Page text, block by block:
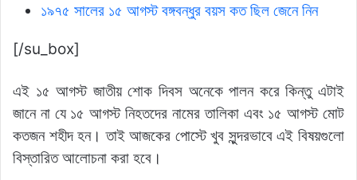
১৯৭৫ সালের ১৫ আগস্ট বঙ্গবন্ধুর বয়স কত ছিল জেনে নিন
[/su_box]
এই ১৫ আগস্ট জাতীয় শোক দিবস অনেকে পালন করে কিন্তু এটাই
জানে না যে ১৫ আগস্ট নিহতদের নামের তালিকা এবং ১৫ আগস্ট মোট
কতজন শহীদ হন। তাই আজকের পোস্টে খুব সুন্দরভাবে এই বিষয়গুলো
বিস্তারিত আলোচনা করা হবে।